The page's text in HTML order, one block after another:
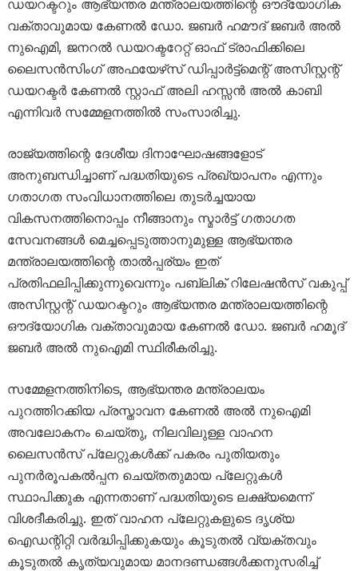
ഡയറക്ടറും ആഭ്യന്തര മന്ത്രാലയത്തിന്റെ ഔദ്യോഗിക
വക്താവുമായ കേണൽ ഡോ. ജബർ ഹമൗദ് ജബർ അൽ
നുഐമി, ജനറൽ ഡയറക്ടറേറ്റ് ഓഫ് ട്രാഫിക്കിലെ
ലൈസൻസിംഗ് അഫയേഴ്‌സ് ഡിപ്പാർട്ട്‌മെന്റ് അസിസ്റ്റന്റ്
ഡയറക്ടർ കേണൽ സ്റ്റാഫ് അലി ഹസ്സൻ അൽ കാബി
എന്നിവർ സമ്മേളനത്തിൽ സംസാരിച്ചു.
രാജ്യത്തിന്റെ ദേശീയ ദിനാഘോഷങ്ങളോട്
അനുബന്ധിച്ചാണ് പദ്ധതിയുടെ പ്രഖ്യാപനം എന്നും
ഗതാഗത സംവിധാനത്തിലെ തുടർച്ചയായ
വികസനത്തിനൊപ്പം നീങ്ങാനും സ്മാർട്ട് ഗതാഗത
സേവനങ്ങൾ മെച്ചപ്പെടുത്താനുമുള്ള ആഭ്യന്തര
മന്ത്രാലയത്തിന്റെ താൽപ്പര്യം ഇത്
പ്രതിഫലിപ്പിക്കുന്നുവെന്നും പബ്ലിക് റിലേഷൻസ് വകുപ്പ്
അസിസ്റ്റന്റ് ഡയറക്ടറും ആഭ്യന്തര മന്ത്രാലയത്തിന്റെ
ഔദ്യോഗിക വക്താവുമായ കേണൽ ഡോ. ജബർ ഹമൂദ്
ജബർ അൽ നുഐമി സ്ഥിരീകരിച്ചു.
സമ്മേളനത്തിനിടെ, ആഭ്യന്തര മന്ത്രാലയം
പുറത്തിറക്കിയ പ്രസ്താവന കേണൽ അൽ നുഐമി
അവലോകനം ചെയ്തു, നിലവിലുള്ള വാഹന
ലൈസൻസ് പ്ലേറ്റുകൾക്ക് പകരം പുതിയതും
പുനർരൂപകൽപ്പന ചെയ്തതുമായ പ്ലേറ്റുകൾ
സ്ഥാപിക്കുക എന്നതാണ് പദ്ധതിയുടെ ലക്ഷ്യമെന്ന്
വിശദീകരിച്ചു. ഇത് വാഹന പ്ലേറ്റുകളുടെ ദൃശ്യ
ഐഡന്റിറ്റി വർദ്ധിപ്പിക്കുകയും കൂടുതൽ വ്യക്തവും
കൂടുതൽ കൃത്യവുമായ മാനദണ്ഡങ്ങൾക്കനുസരിച്ച്